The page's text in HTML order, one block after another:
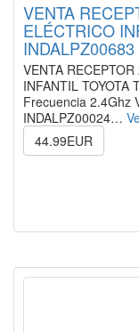
VENTA
ELÉCTRICO
INDALPZ00683
VENTA
INFANTIL TOYOTA
Frecuencia 2.4Ghz
INDALPZ00024…
44.99EUR